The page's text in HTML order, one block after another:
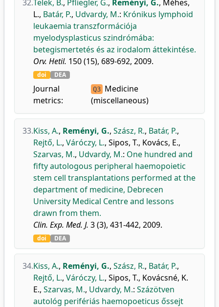
32.Telek, B., Pfliegler, G., Reményi, G., Méhes,
L., Batár, P., Udvardy, M.: Krónikus lymphoid
leukaemia transzformációja
myelodysplasticus szindrómába:
betegismertetés és az irodalom áttekintése.
Orv. Hetil. 150 (15), 689-692, 2009.
doi DEA
Journal
metrics:
Q3 Medicine
(miscellaneous)
33.Kiss, A., Reményi, G., Szász, R., Batár, P.,
Rejtő, L., Váróczy, L., Sipos, T., Kovács, E.,
Szarvas, M., Udvardy, M.: One hundred and
fifty autologous peripheral haemopoietic
stem cell transplantations performed at the
department of medicine, Debrecen
University Medical Centre and lessons
drawn from them.
Clin. Exp. Med. J. 3 (3), 431-442, 2009.
doi DEA
34.Kiss, A., Reményi, G., Szász, R., Batár, P.,
Rejtő, L., Váróczy, L., Sipos, T., Kovácsné, K.
E., Szarvas, M., Udvardy, M.: Százötven
autológ perifériás haemopoeticus őssejt